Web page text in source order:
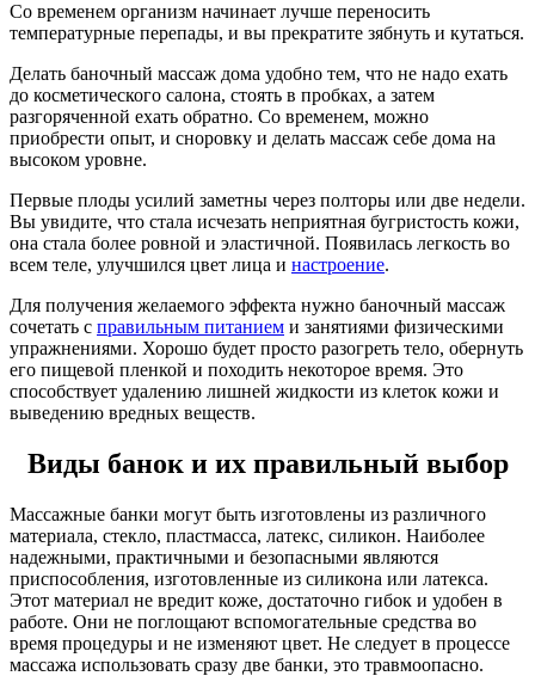
Со временем организм начинает лучше переносить
температурные перепады, и вы прекратите зябнуть и кутаться.
Делать баночный массаж дома удобно тем, что не надо ехать
до косметического салона, стоять в пробках, а затем
разгоряченной ехать обратно. Со временем, можно
приобрести опыт, и сноровку и делать массаж себе дома на
высоком уровне.
Первые плоды усилий заметны через полторы или две недели.
Вы увидите, что стала исчезать неприятная бугристость кожи,
она стала более ровной и эластичной. Появилась легкость во
всем теле, улучшился цвет лица и настроение.
Для получения желаемого эффекта нужно баночный массаж
сочетать с правильным питанием и занятиями физическими
упражнениями. Хорошо будет просто разогреть тело, обернуть
его пищевой пленкой и походить некоторое время. Это
способствует удалению лишней жидкости из клеток кожи и
выведению вредных веществ.
Виды банок и их правильный выбор
Массажные банки могут быть изготовлены из различного
материала, стекло, пластмасса, латекс, силикон. Наиболее
надежными, практичными и безопасными являются
приспособления, изготовленные из силикона или латекса.
Этот материал не вредит коже, достаточно гибок и удобен в
работе. Они не поглощают вспомогательные средства во
время процедуры и не изменяют цвет. Не следует в процессе
массажа использовать сразу две банки, это травмоопасно.